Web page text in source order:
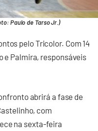
Paulo de Tarso Jr.)
pelo Tricolor. Com 14
e Palmira, responsáveis
abrirá a fase de
com
na sexta-feira